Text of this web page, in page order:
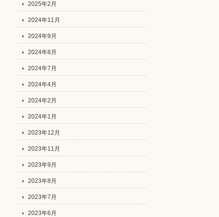
2025年2月
2024年11月
2024年9月
2024年8月
2024年7月
2024年4月
2024年2月
2024年1月
2023年12月
2023年11月
2023年9月
2023年8月
2023年7月
2023年6月